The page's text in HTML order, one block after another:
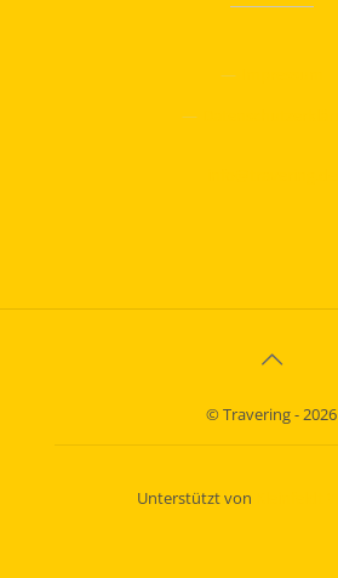
—
—
© Travering - 2026
Unterstützt von